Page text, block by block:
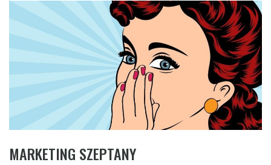
MARKETING SZEPTANY